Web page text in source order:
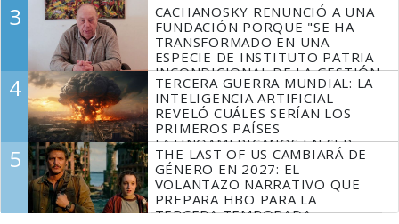
3
CACHANOSKY RENUNCIÓ A UNA
FUNDACIÓN PORQUE "SE HA
TRANSFORMADO EN UNA
ESPECIE DE INSTITUTO PATRIA
INCONDICIONAL DE LA GESTIÓN
DE MILEI"
4
TERCERA GUERRA MUNDIAL: LA
INTELIGENCIA ARTIFICIAL
REVELÓ CUÁLES SERÍAN LOS
PRIMEROS PAÍSES
LATINOAMERICANOS EN SER
DERROTADOS
5
THE LAST OF US CAMBIARÁ DE
GÉNERO EN 2027: EL
VOLANTAZO NARRATIVO QUE
PREPARA HBO PARA LA
TERCERA TEMPORADA